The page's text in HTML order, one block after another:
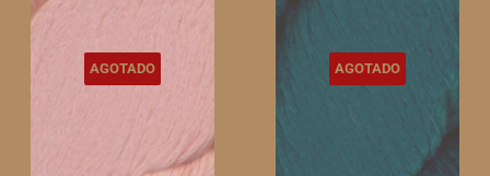
AGOTADO AGOTADO